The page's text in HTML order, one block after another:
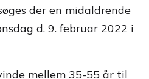
der en midaldrende
d. 9. februar 2022 i
mellem 35-55 år til